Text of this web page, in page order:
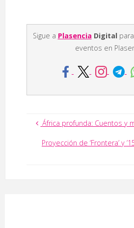
Sigue a Plasencia Digital
eventos en
África profunda: Cuentos y
Proyección de ‘Frontera’ y